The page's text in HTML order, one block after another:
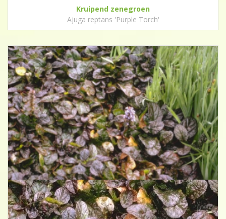
Kruipend zenegroen
Ajuga reptans 'Purple Torch'